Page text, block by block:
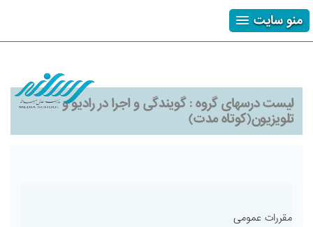
منو سایت
لیست درسهای گروه :گویندگی و اجرا در رادیو و
تلویزیون(کوتاه مدت)
مقررات عمومی